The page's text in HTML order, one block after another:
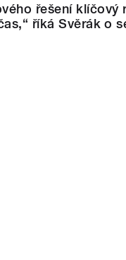
řešení klíčový
říká Svěrák o